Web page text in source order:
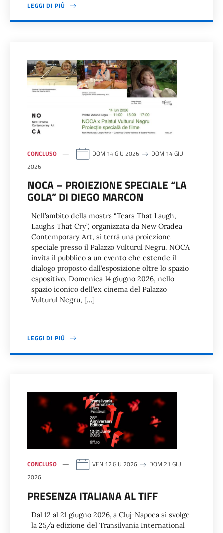
LEGGI DI PIÙ
CONCLUSO DOM 14 GIU 2026
DOM 14 GIU
2026
NOCA – PROIEZIONE SPECIALE “LA
GOLA” DI DIEGO MARCON
Nell’ambito della mostra “Tears That Laugh,
Laughs That Cry”, organizzata da New Oradea
Contemporary Art, si terrà una proiezione
speciale presso il Palazzo Vulturul Negru. NOCA
invita il pubblico a un evento che estende il
dialogo proposto dall’esposizione oltre lo spazio
espositivo. Domenica 14 giugno 2026, nello
spazio iconico dell’ex cinema del Palazzo
Vulturul Negru, […]
LEGGI DI PIÙ
CONCLUSO VEN 12 GIU 2026
DOM 21 GIU
2026
PRESENZA ITALIANA AL TIFF
Dal 12 al 21 giugno 2026, a Cluj-Napoca si svolge
la 25/a edizione del Transilvania International